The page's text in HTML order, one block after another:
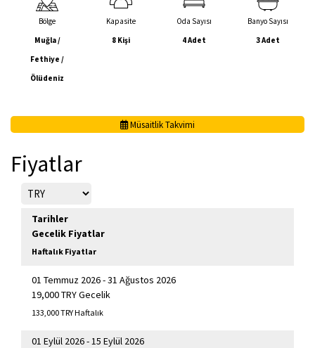
Bölge
Muğla /
Fethiye /
Ölüdeniz
Kapasite
8 Kişi
Oda Sayısı
4 Adet
Banyo Sayısı
3 Adet
Müsaitlik Takvimi
Fiyatlar
Tarihler
Gecelik Fiyatlar
Haftalık Fiyatlar
01 Temmuz 2026 - 31 Ağustos 2026
19,000 TRY Gecelik
133,000 TRY Haftalık
01 Eylül 2026 - 15 Eylül 2026